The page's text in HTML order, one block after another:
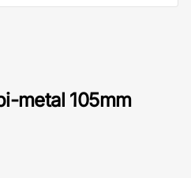
metal 105mm